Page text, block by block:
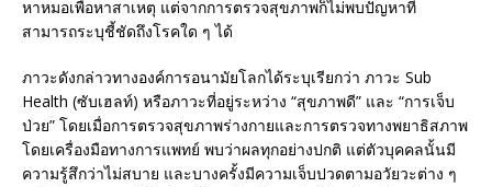
หาหมอเพื่อหาสาเหตุ แต่จากการตรวจสุขภาพก็ไม่พบปัญหาที่
สามารถระบุชี้ชัดถึงโรคใด ๆ ได้
ภาวะดังกล่าวทางองค์การอนามัยโลกได้ระบุเรียกว่า ภาวะ Sub
Health (ซับเฮลท์) หรือภาวะที่อยู่ระหว่าง “สุขภาพดี” และ “การเจ็บ
ป่วย” โดยเมื่อการตรวจสุขภาพร่างกายและการตรวจทางพยาธิสภาพ
โดยเครื่องมือทางการแพทย์ พบว่าผลทุกอย่างปกติ แต่ตัวบุคคลนั้นมี
ความรู้สึกว่าไม่สบาย และบางครั้งมีความเจ็บปวดตามอวัยวะต่าง ๆ